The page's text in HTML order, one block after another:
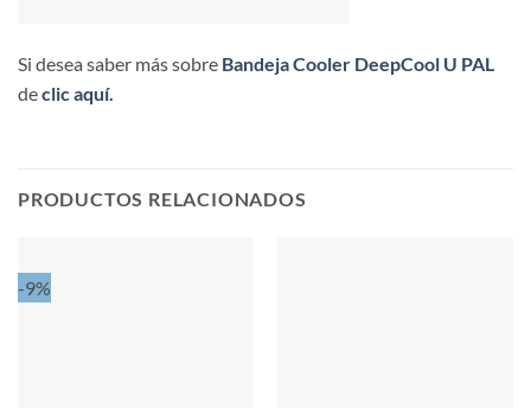
Si desea saber más sobre Bandeja Cooler DeepCool U PAL
declic aquí.
PRODUCTOS RELACIONADOS
-9%